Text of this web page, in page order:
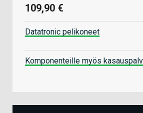
109,90 €
Datatronic pelikoneet
Komponenteille myös